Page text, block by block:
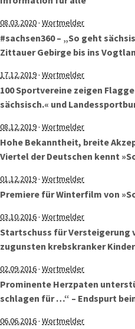
08.03.2020· Wortmelder
#sachsen360 – „So geht
Zittauer Gebirge bis ins
17.12.2019· Wortmelder
100 Sportvereine zeigen
sächsisch.« und
08.12.2019· Wortmelder
Hohe Bekanntheit, breite
Viertel der Deutschen kennt
01.12.2019· Wortmelder
Premiere für Winterfilm von
03.10.2016· Wortmelder
Startschuss für Versteigerung
zugunsten krebskranker Kinder
02.09.2016· Wortmelder
Prominente Herzpaten
schlagen für …“ – Endspurt
06.06.2016· Wortmelder